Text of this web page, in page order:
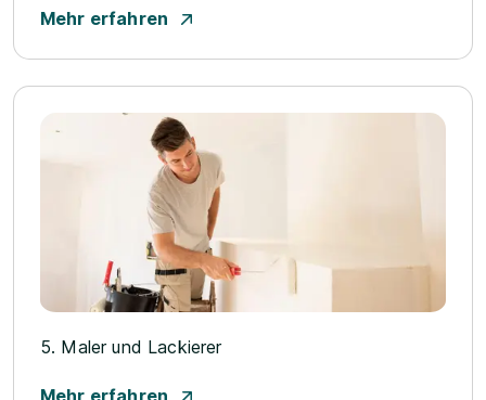
Mehr erfahren
5. Maler und Lackierer
Mehr erfahren